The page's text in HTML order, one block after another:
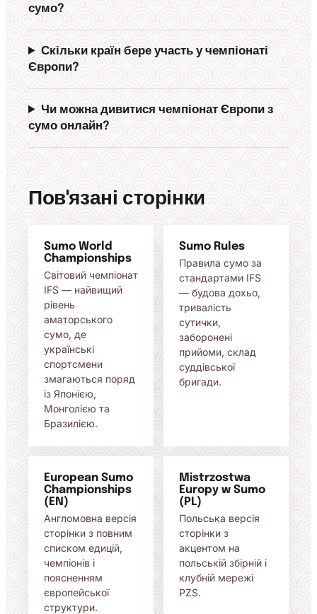
сумо?
Скільки країн бере участь у чемпіонаті
Європи?
Чи можна дивитися чемпіонат Європи з
сумо онлайн?
Пов'язані сторінки
Sumo World
Championships
Світовий чемпіонат
IFS — найвищий
рівень
аматорського
сумо, де
українські
спортсмени
змагаються поряд
із Японією,
Монголією та
Бразилією.
Sumo Rules
Правила сумо за
стандартами IFS
— будова дохьо,
тривалість
сутички,
заборонені
прийоми, склад
суддівської
бригади.
European Sumo
Championships
(EN)
Англомовна версія
сторінки з повним
списком едицій,
чемпіонів і
поясненням
європейської
структури.
Mistrzostwa
Europy w Sumo
(PL)
Польська версія
сторінки з
акцентом на
польській збірній і
клубній мережі
PZS.